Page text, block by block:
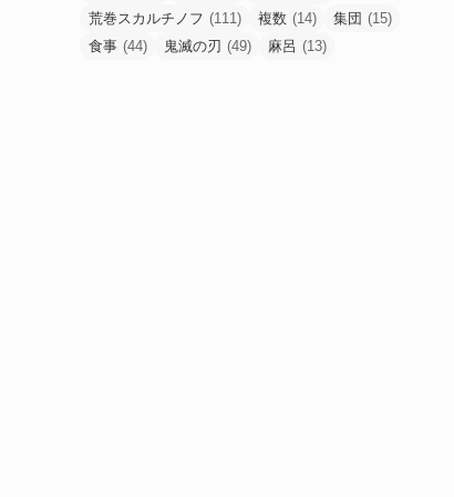
荒巻スカルチノフ (111) 複数 (14) 集団 (15)
食事 (44) 鬼滅の刃 (49) 麻呂 (13)